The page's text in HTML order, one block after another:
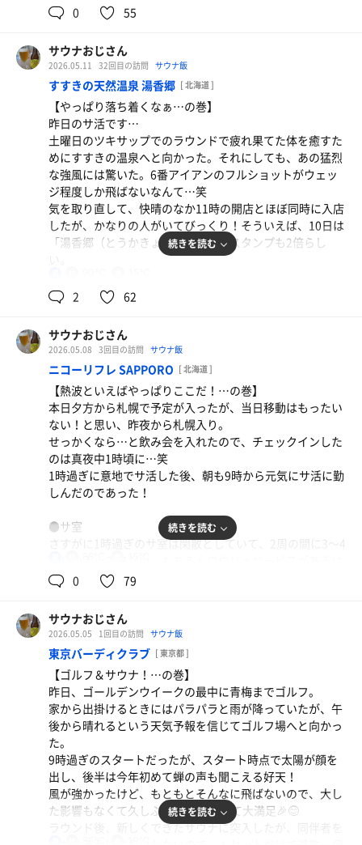
ホッケ焼き
こんなにデカいホッケは東京ではあまりお目に掛かれ
ない…
しかし、椅子の下の床が小石でデコボコした設えになって
それで良いのだが、足裏に自信のない方はお気を付けて！
笑
●温浴設備
内湯は薄茶色に濁っているが、入ってみるとめちゃくちゃ
まろやかでほんのりヌルヌル…ドーミー最強クラスの温泉
だと思う。知らんけど。
露天風呂の方は普通のお湯になっているので、絶対に内湯
に入るべき！温泉好きとしては見逃せないレベル。秋田、
恐るべし！笑
【本日の戦果】
夕方の部 12分2分8分✕1セット
ュサービスもあり、この時間はなんと満席！タオル回しで
●水風呂
水温計は14.5℃表示だが、そこまでの冷たさを感じない。
体感17℃くらいなので、しっかり2分くらい入れる。深さ
も十分あるので潜りたくなる気持ちは分かるが、潜水禁止
って張り紙があるのに潜る輩が多くてびっくり…大阪恐る
べし！
●外気浴
露天風呂エリアが広いこともあり、外気浴用の椅子もかな
り多い。でも、寝そべることのできるデッキチェアは3脚
しかないため、みんなが虎視眈々と狙っているが、3周目
終了時点でデッキチェアをゲットォォォ！快晴の下、悠々
にタオルを置いていた。1時間後、股間に置いたタオルの
クも恥ずかしい…笑
【本日の戦果】
12分2分8分✕2 → 12分2分60分 → 12分2分10分 計4セット
0 55
サウナおじさん
2026.05.11 32回目の訪問 サウナ飯
すすきの天然温泉 湯香郷 [ 北海道 ]
【やっぱり落ち着くなぁ…の巻】
昨日のサ活です…
土曜日のツキサップでのラウンドで疲れ果てた体を癒すた
めにすすきの温泉へと向かった。それにしても、あの猛烈
な強風には驚いた。6番アイアンのフルショットがウェッ
ジ程度しか飛ばないなんて…笑
気を取り直して、快晴のなか11時の開店とほぼ同時に入店
したが、かなりの人がいてびっくり！そういえば、10日は
「湯香郷（とうかきょう）」の日でスタンプも2倍らし
●サ室
めで90℃近辺で推移。ロウリュも熱波もないが、ゆったり
とした時間が流れるここのサ室にはいつも癒される。
間に休憩を挟んで6周もしてしまったが、14時前くらいま
では空席もあったものの15時過ぎにはかなりの混雑。宿泊
や宴会の人も来るので、ジャスマックはいつもこの時間が
混むのだ！
●水風呂
体感15℃。ボクのもっとも好きな温度だ。この冷感を楽し
むためにサ室に籠もっていることを改めて実感した。
比較的マナーの良い人が多く、潜る人もあまりいない。た
まにダイバーを見かけるけど…笑
陽が高い時間帯、特に午前中から午後の早い時間は日光浴
たので、ずっと座っていたくなるような快感！日焼けしや
すいボクは外気浴焼けをしてしまった…笑
●浴室
露天風呂も内湯も高めの温度設定なので、ぬるめが好みの
人は長湯できない。そんな人には、かなりぬるい設定のジ
ャグジーがおすすめ。お湯は温泉じゃないけど…笑
とにかくゆっくりとしてしまい、17時に退館するまでじっ
くりと楽しんでしまった。
とにかく落ち着くのである。
【本日の戦果】
続きを読む
2 62
サウナおじさん
2026.05.08 3回目の訪問 サウナ飯
ニコーリフレ SAPPORO [ 北海道 ]
【熱波といえばやっぱりここだ！…の巻】
本日夕方から札幌で予定が入ったが、当日移動はもったい
ない！と思い、昨夜から札幌入り。
せっかくなら…と飲み会を入れたので、チェックインした
のは真夜中1時頃に…笑
1時過ぎに意地でサ活した後、朝も9時から元気にサ活に勤
しんだのであった！
●サ室
さすがに1時過ぎのサ室は閑散としていて、2周の間に3〜4
ずもないが、86℃とまずまずのコンディションの中で気持
朝9時過ぎのサ室も空いていて1周目は3人しかいなかった
が、10時のロウリュの時には人も増えて参加者は15人くら
いいた。朝3周目で熱波を受けたが、掛け声が懐かしく
て、汗と同じくらい涙が出たかも。知らんけど。
ちなみに、おかわりは8回いただきました！大満足！
●水風呂
浴槽縁にはいつもの16℃が掲示されていたが、最近キンキ
ン系に入っていなかったこともあり、「ふわ〜ぁぁぁ！」
という謎の声が出てしまった。先に入っていた方、変な声
を出してごめんなさい…笑
何度も入るうちに慣れてきたものの、体感14〜15℃の水温
はやっぱり心地良い。最高や〜！
続きを読む
0 79
サウナおじさん
2026.05.05 1回目の訪問 サウナ飯
東京バーディクラブ [ 東京都 ]
【ゴルフ＆サウナ！…の巻】
昨日、ゴールデンウイークの最中に青梅までゴルフ。
家から出掛けるときにはパラパラと雨が降っていたが、午
後から晴れるという天気予報を信じてゴルフ場へと向かっ
た。
9時過ぎのスタートだったが、スタート時点で太陽が顔を
出し、後半は今年初めて蝉の声も聞こえる好天！
風が強かったけど、もともとそんなに飛ばないので、大し
た影響もなくて久しぶりの80台が出て大満足🎉😊
ラウンド後、新しくできたサウナに突入したが、同伴者を
続きを読む